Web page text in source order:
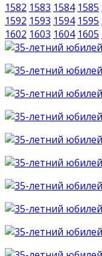
1582 1583 1584 1585
1592 1593 1594 1595
1602 1603 1604 1605